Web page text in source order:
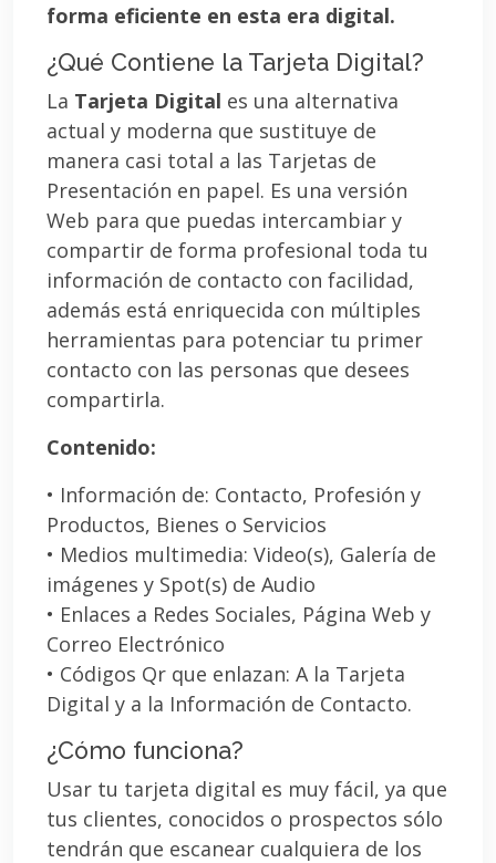
forma eficiente en esta era digital.
¿Qué Contiene la Tarjeta Digital?
La Tarjeta Digital es una alternativa
actual y moderna que sustituye de
manera casi total a las Tarjetas de
Presentación en papel. Es una versión
Web para que puedas intercambiar y
compartir de forma profesional toda tu
información de contacto con facilidad,
además está enriquecida con múltiples
herramientas para potenciar tu primer
contacto con las personas que desees
compartirla.
Contenido:
• Información de: Contacto, Profesión y
Productos, Bienes o Servicios
• Medios multimedia: Video(s), Galería de
imágenes y Spot(s) de Audio
• Enlaces a Redes Sociales, Página Web y
Correo Electrónico
• Códigos Qr que enlazan: A la Tarjeta
Digital y a la Información de Contacto.
¿Cómo funciona?
Usar tu tarjeta digital es muy fácil, ya que
tus clientes, conocidos o prospectos sólo
tendrán que escanear cualquiera de los